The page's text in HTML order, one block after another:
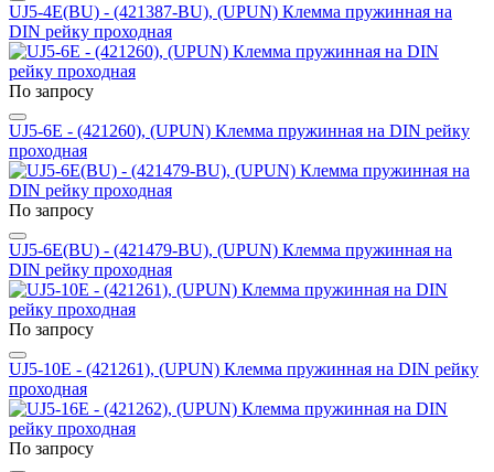
UJ5-4E(BU) - (421387-BU), (UPUN) Клемма пружинная на
DIN рейку проходная
По запросу
UJ5-6E - (421260), (UPUN) Клемма пружинная на DIN рейку
проходная
По запросу
UJ5-6E(BU) - (421479-BU), (UPUN) Клемма пружинная на
DIN рейку проходная
По запросу
UJ5-10E - (421261), (UPUN) Клемма пружинная на DIN рейку
проходная
По запросу